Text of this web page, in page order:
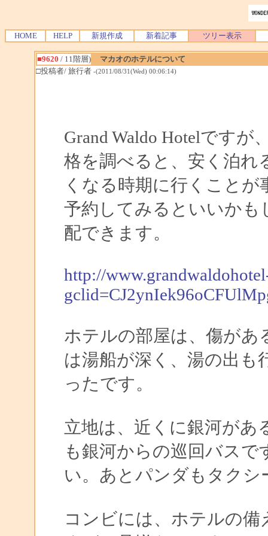
HOME HELP 新規作成 新着記事 ツリー表示
■9620 / 11階層)
マカオのホテルについて
□投稿者/ 旅行者 -(2011/08/31(Wed) 00:06:14)
Grand Waldo Hotelです
格を調べると、安く泊れ
くなる時期に行くこと
予約してみるといいかも
配できます。
http://
ホテルの部屋は、傷があ
は湯船が深く、湯の出
ったです。
立地は、近くに銀河が
も銀河からの巡回バスで
い。あとパンダもタクシ
コンビには、ホテルの